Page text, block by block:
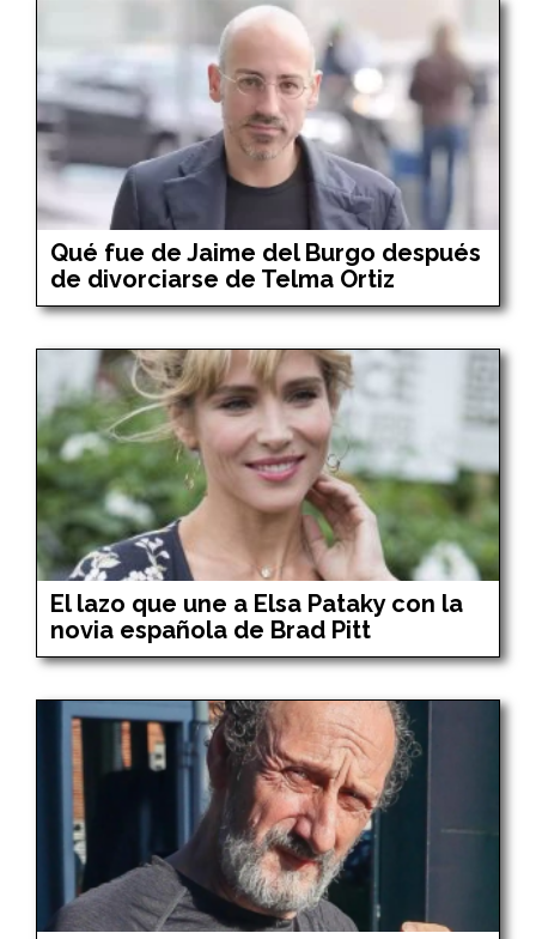
Qué fue de Jaime del Burgo después
de divorciarse de Telma Ortiz
El lazo que une a Elsa Pataky con la
novia española de Brad Pitt